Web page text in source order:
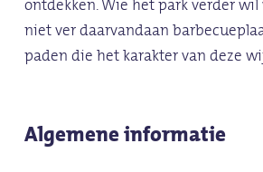
niet ver daarvandaan
paden die het karakter van deze
Algemene informatie